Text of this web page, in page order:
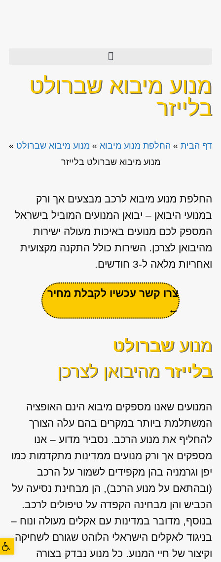
מנוע מיבוא שברולט
בלייזר
דף הבית» החלפת מנוע מיבוא» מנוע מיבוא שברולט»
מנוע מיבוא שברולט בלייזר
החלפת מנוע מיבוא לרכב מבצעים אך ורק
במנועי היבואן – יבואן המנועים המוביל בישראל
המספק לכם מנועים באיכות מעולה ישירות
מהיבואן לצרכן. השירות כולל התקנה מקצועית
ואחריות מלאה ל-3 חודשים.
צרו קשר עכשיו לקבלת מחיר
←
מנוע שברולט
בלייזר מהיבואן לצרכן
המנועים שאנו מספקים מיבוא הינם האופציה
המשתלמת ביותר במקרים בהם עלה הצורך
להחליף את מנוע הרכב. נסביר מדוע – אנו
מספקים אך ורק מנועים ממדינות מתקדמות כמו
יפן וגרמניה בהן מקפידים לשמור על הרכב
(ובהתאם על מנוע הרכב), הן מבחינת נסיעה על
הכביש והן מבחינה הקפדה על טיפולים לרכב.
בנוסף, מדובר במדינות עם אקלים מעולה ונוח –
בניגוד לאקלים הישראלי הלוהט שגורם לשחיקה
וקיצור של חיי המנוע. כל מנוע נבדק בצורה
פתח